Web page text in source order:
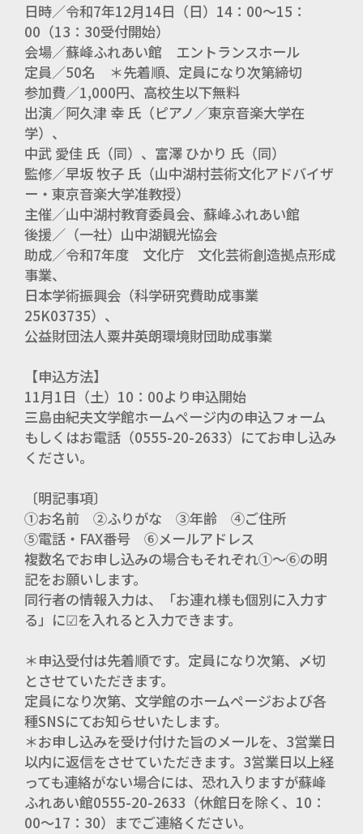
日時／令和7年12月14日（日）14：00～15：
00（13：30受付開始）
会場／蘇峰ふれあい館 エントランスホール
定員／50名 ＊先着順、定員になり次第締切
参加費／1,000円、高校生以下無料
出演／阿久津 幸 氏（ピアノ／東京音楽大学在
学）、
中武 愛佳 氏（同）、富澤 ひかり 氏（同）
監修／早坂 牧子 氏（山中湖村芸術文化アドバイザ
ー・東京音楽大学准教授）
主催／山中湖村教育委員会、蘇峰ふれあい館
後援／（一社）山中湖観光協会
助成／令和7年度 文化庁 文化芸術創造拠点形成
事業、
日本学術振興会（科学研究費助成事業
25K03735）、
公益財団法人粟井英朗環境財団助成事業
【申込方法】
11月1日（土）10：00より申込開始
三島由紀夫文学館ホームページ内の申込フォーム
もしくはお電話（0555-20-2633）にてお申し込み
ください。
〔明記事項〕
①お名前 ②ふりがな ③年齢 ④ご住所
⑤電話・FAX番号 ⑥メールアドレス
複数名でお申し込みの場合もそれぞれ①～⑥の明
記をお願いします。
同行者の情報入力は、「お連れ様も個別に入力す
る」に☑を入れると入力できます。
＊申込受付は先着順です。定員になり次第、〆切
とさせていただきます。
定員になり次第、文学館のホームページおよび各
種SNSにてお知らせいたします。
＊お申し込みを受け付けた旨のメールを、3営業日
以内に返信をさせていただきます。3営業日以上経
っても連絡がない場合には、恐れ入りますが蘇峰
ふれあい館0555-20-2633（休館日を除く、10：
00～17：30）までご連絡ください。